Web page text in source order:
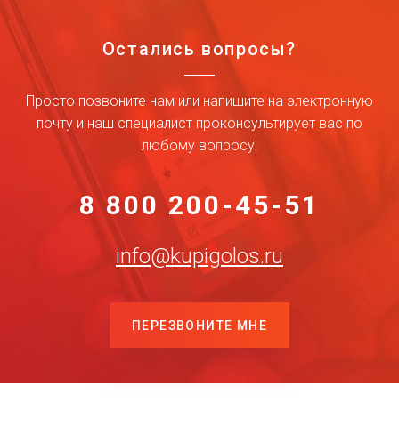
Остались вопросы?
Просто позвоните нам или напишите на электронную
почту и наш специалист проконсультирует вас по
любому вопросу!
8 800 200-45-51
info@kupigolos.ru
ПЕРЕЗВОНИТЕ МНЕ